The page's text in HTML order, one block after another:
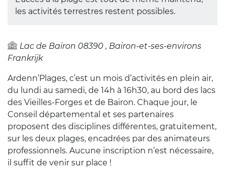
les activités terrestres restent possibles.
Lac de Bairon 08390
Bairon-et-ses-environs
Frankrijk
Ardenn’Plages, c’est un mois d’activités en plein air,
du lundi au samedi, de 14h à 16h30, au bord des lacs
des Vieilles-Forges et de Bairon. Chaque jour, le
Conseil départemental et ses partenaires
proposent des disciplines différentes, gratuitement,
sur les deux plages, encadrées par des animateurs
professionnels. Aucune inscription n’est nécessaire,
il suffit de venir sur place !